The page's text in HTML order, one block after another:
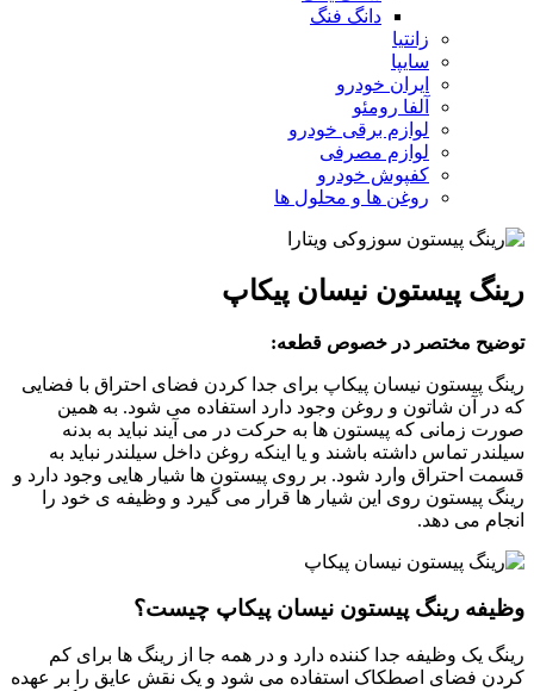
دانگ فنگ
زانتیا
سایپا
ایران خودرو
آلفا رومئو
لوازم برقی خودرو
لوازم مصرفی
کفپوش خودرو
روغن ها و محلول ها
رینگ پیستون نیسان پیکاپ
توضیح مختصر در خصوص قطعه:
رینگ پیستون نیسان پیکاپ برای جدا کردن فضای احتراق با فضایی
که در آن شاتون و روغن وجود دارد استفاده می شود. به همین
صورت زمانی که پیستون ها به حرکت در می آیند نباید به بدنه
سیلندر تماس داشته باشند و یا اینکه روغن داخل سیلندر نباید به
قسمت احتراق وارد شود. بر روی پیستون ها شیار هایی وجود دارد و
رینگ پیستون روی این شیار ها قرار می گیرد و وظیفه ی خود را
انجام می دهد.
وظیفه رینگ پیستون نیسان پیکاپ چیست؟
رینگ یک وظیفه جدا کننده دارد و در همه جا از رینگ ها برای کم
کردن فضای اصطکاک استفاده می شود و یک نقش عایق را بر عهده